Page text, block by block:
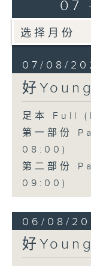
07
07/08/
好
足本 Full
第一部份
08:00)
第二部份
09:00)
06/08/
好